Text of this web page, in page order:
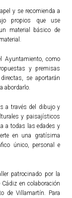
y se recomienda a
propios que use
material básico de
Ayuntamiento, como
y premisas
se aportarán
abordarlo.
a través del dibujo y
y paisajísticos
a todas las edades y
en una gratísima
único, personal e
patrocinado por la
en colaboración
de Villamartín. Para